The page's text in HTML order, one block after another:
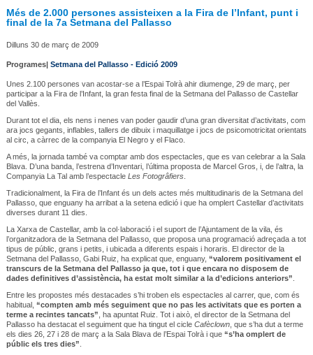
Més de 2.000 persones assisteixen a la Fira de l’Infant, punt i
final de la 7a Setmana del Pallasso
Dilluns 30 de març de 2009
Programes| Setmana del Pallasso - Edició 2009
Unes 2.100 persones van acostar-se a l’Espai Tolrà ahir diumenge, 29 de març, per
participar a la Fira de l’Infant, la gran festa final de la Setmana del Pallasso de Castellar
del Vallès.
Durant tot el dia, els nens i nenes van poder gaudir d’una gran diversitat d’activitats, com
ara jocs gegants, inflables, tallers de dibuix i maquillatge i jocs de psicomotricitat orientats
al circ, a càrrec de la companyia El Negro y el Flaco.
A més, la jornada també va comptar amb dos espectacles, que es van celebrar a la Sala
Blava. D’una banda, l’estrena d’Inventari, l’última proposta de Marcel Gros, i, de l’altra, la
Companyia La Tal amb l’espectacle Les Fotogrâfiers.
Tradicionalment, la Fira de l’Infant és un dels actes més multitudinaris de la Setmana del
Pallasso, que enguany ha arribat a la setena edició i que ha omplert Castellar d’activitats
diverses durant 11 dies.
La Xarxa de Castellar, amb la col·laboració i el suport de l’Ajuntament de la vila, és
l’organitzadora de la Setmana del Pallasso, que proposa una programació adreçada a tot
tipus de públic, grans i petits, i ubicada a diferents espais i horaris. El director de la
Setmana del Pallasso, Gabi Ruiz, ha explicat que, enguany, “valorem positivament el
transcurs de la Setmana del Pallasso ja que, tot i que encara no disposem de
dades definitives d’assistència, ha estat molt similar a la d’edicions anteriors”
Entre les propostes més destacades s’hi troben els espectacles al carrer, que, com és
habitual, “compten amb més seguiment que no pas les activitats que es porten a
terme a recintes tancats” , ha apuntat Ruiz. Tot i això, el director de la Setmana del
Pallasso ha destacat el seguiment que ha tingut el cicle Cafèclown, que s’ha dut a terme
els dies 26, 27 i 28 de març a la Sala Blava de l’Espai Tolrà i que “s’ha omplert de
públic els tres dies”